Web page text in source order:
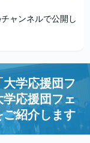
ャンネルで公開し
学応援団フ
学応援団フェ
ご紹介します